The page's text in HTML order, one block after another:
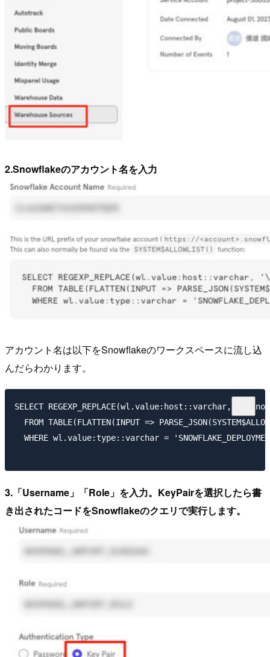
2.Snowflakeのアカウント名を入力
アカウント名は以下をSnowflakeのワークスペースに流し込
んだらわかります。
SELECT REGEXP_REPLACE(wl.value:host::varchar,
FROM TABLE(FLATTEN(INPUT =>
WHERE wl.value:type::varchar =
3.「Username」「Role」を入力。KeyPairを選択したら書
き出されたコードをSnowflakeのクエリで実行します。